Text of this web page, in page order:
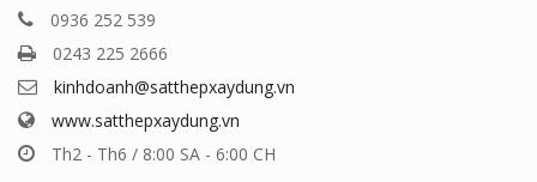
0936 252 539
0243 225 2666
kinhdoanh@satthepxaydung.vn
www.satthepxaydung.vn
Th2 - Th6 / 8:00 SA - 6:00 CH